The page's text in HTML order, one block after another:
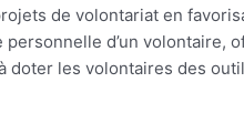
de volontariat en
d’un volontaire,
les volontaires des